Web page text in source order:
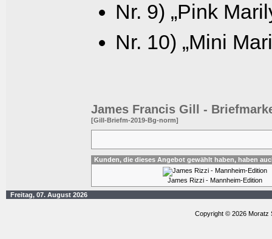
Nr. 9) „Pink
Nr. 10) „Mini
James Francis Gill -
[Gill-Briefm-2019-Bg-norm]
Kunden, die dieses Angebot gewählt haben, haben
James Rizzi - Mannheim-Edition
Freitag, 07. August 2026
Copyright © 2026 Moratz